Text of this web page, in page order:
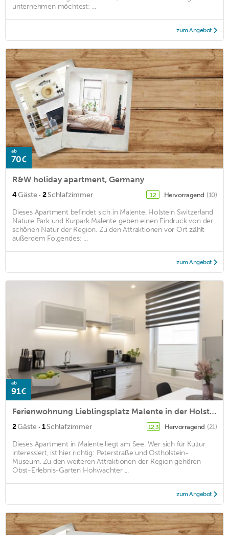
unternehmen möchtest: ...
zum Angebot
ab
70€
R&W holiday apartment, Germany
4Gäste · 2Schlafzimmer 12 Hervorragend (10)
Dieses Apartment befindet sich in Malente. Holstein Switzerland
Nature Park und Kurpark Malente geben einen Eindruck von der
schönen Natur der Region. Zu den Attraktionen vor Ort zählt
außerdem Folgendes: ...
zum Angebot
ab
91€
Ferienwohnung Lieblingsplatz Malente in der Holsteinischen Schweiz
2Gäste · 1Schlafzimmer 12,3 Hervorragend (21)
Dieses Apartment in Malente liegt am See. Wer sich für Kultur
interessiert, ist hier richtig: Peterstraße und Ostholstein-
Museum. Zu den weiteren Attraktionen der Region gehören
Obst-Erlebnis-Garten Hohwachter ...
zum Angebot